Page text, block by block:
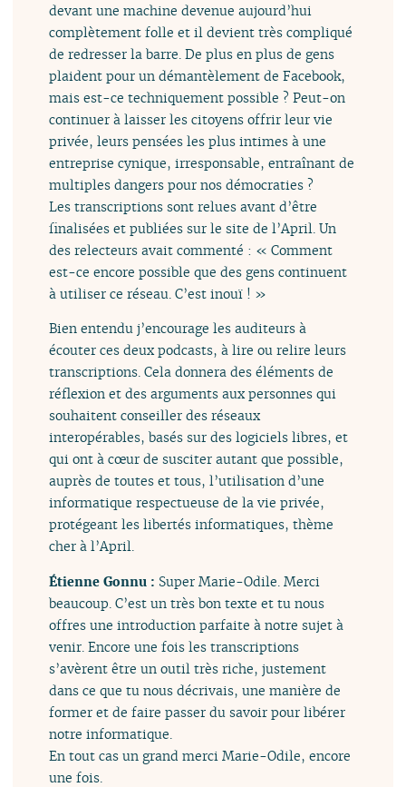
devant une machine devenue aujourd’hui
complètement folle et il devient très compliqué
de redresser la barre. De plus en plus de gens
plaident pour un démantèlement de Facebook,
mais est-ce techniquement possible ? Peut-on
continuer à laisser les citoyens offrir leur vie
privée, leurs pensées les plus intimes à une
entreprise cynique, irresponsable, entraînant de
multiples dangers pour nos démocraties ?
Les transcriptions sont relues avant d’être
finalisées et publiées sur le site de l’April. Un
des relecteurs avait commenté : « Comment
est-ce encore possible que des gens continuent
à utiliser ce réseau. C’est inouï ! »
Bien entendu j’encourage les auditeurs à
écouter ces deux podcasts, à lire ou relire leurs
transcriptions. Cela donnera des éléments de
réflexion et des arguments aux personnes qui
souhaitent conseiller des réseaux
interopérables, basés sur des logiciels libres, et
qui ont à cœur de susciter autant que possible,
auprès de toutes et tous, l’utilisation d’une
informatique respectueuse de la vie privée,
protégeant les libertés informatiques, thème
cher à l’April.
Étienne Gonnu : Super Marie-Odile. Merci
beaucoup. C’est un très bon texte et tu nous
offres une introduction parfaite à notre sujet à
venir. Encore une fois les transcriptions
s’avèrent être un outil très riche, justement
dans ce que tu nous décrivais, une manière de
former et de faire passer du savoir pour libérer
notre informatique.
En tout cas un grand merci Marie-Odile, encore
une fois.